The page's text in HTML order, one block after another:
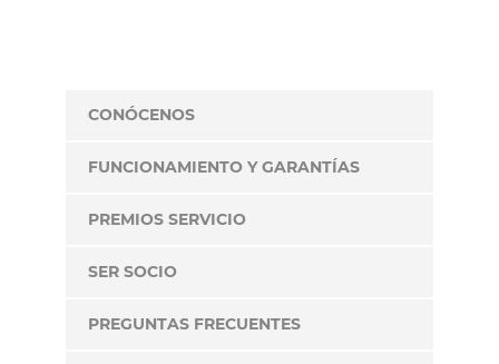
CONÓCENOS
FUNCIONAMIENTO Y GARANTÍAS
PREMIOS SERVICIO
SER SOCIO
PREGUNTAS FRECUENTES